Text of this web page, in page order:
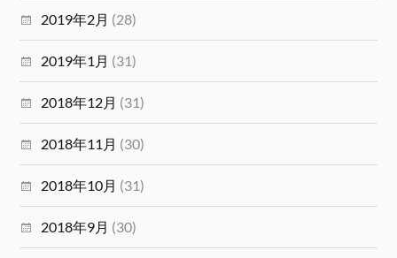
2019年2月 (28)
2019年1月 (31)
2018年12月 (31)
2018年11月 (30)
2018年10月 (31)
2018年9月 (30)